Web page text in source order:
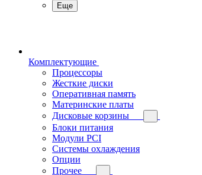
Еще
Комплектующие
Процессоры
Жесткие диски
Оперативная память
Материнские платы
Дисковые корзины
Блоки питания
Модули PCI
Системы охлаждения
Опции
Прочее